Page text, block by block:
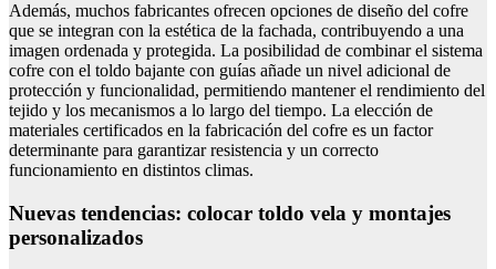
Además, muchos fabricantes ofrecen opciones de diseño del cofre
que se integran con la estética de la fachada, contribuyendo a una
imagen ordenada y protegida. La posibilidad de combinar el sistema
cofre con el toldo bajante con guías añade un nivel adicional de
protección y funcionalidad, permitiendo mantener el rendimiento del
tejido y los mecanismos a lo largo del tiempo. La elección de
materiales certificados en la fabricación del cofre es un factor
determinante para garantizar resistencia y un correcto
funcionamiento en distintos climas.
Nuevas tendencias: colocar toldo vela y montajes
personalizados